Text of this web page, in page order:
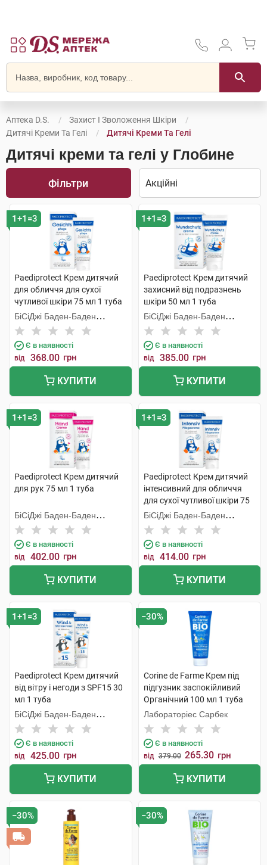
Аптека D.S.
Захист І Зволоження Шкіри
Дитячі Креми Та Гелі
Дитячі Креми Та Гелі
Дитячі креми та гелі у Глобине
Фільтри
1+1=3
Paediprotect Крем дитячий
для обличчя для сухої
чутливої шкіри 75 мл 1 туба
БіСіДжі Баден-Баден
Косметікс Груп Гмбх
Є в наявності
від 368.00 грн
КУПИТИ
1+1=3
Paediprotect Крем дитячий
захисний від подразнень
шкіри 50 мл 1 туба
БіСіДжі Баден-Баден
Косметікс Груп Гмбх
Є в наявності
від 385.00 грн
КУПИТИ
1+1=3
Paediprotect Крем дитячий
для рук 75 мл 1 туба
БіСіДжі Баден-Баден
Косметікс Груп Гмбх
Є в наявності
від 402.00 грн
КУПИТИ
1+1=3
Paediprotect Крем дитячий
інтенсивний для обличчя
для сухої чутливої шкіри 75
мл 1 туба
БіСіДжі Баден-Баден
Косметікс Груп Гмбх
Є в наявності
від 414.00 грн
КУПИТИ
1+1=3
Paediprotect Крем дитячий
від вітру і негоди з SPF15 30
мл 1 туба
БіСіДжі Баден-Баден
Косметікс Груп Гмбх
Є в наявності
від 425.00 грн
КУПИТИ
−30%
Corine de Farme Крем під
підгузник заспокійливий
Органічний 100 мл 1 туба
Лабораторіес Сарбек
Є в наявності
від 379.00 265.30 грн
КУПИТИ
−30% −30%